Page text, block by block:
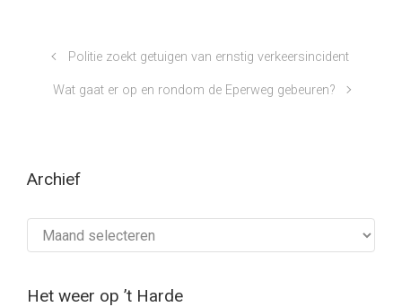
Politie zoekt getuigen van ernstig verkeersincident
Wat gaat er op en rondom de Eperweg gebeuren?
Archief
Het weer op ’t Harde